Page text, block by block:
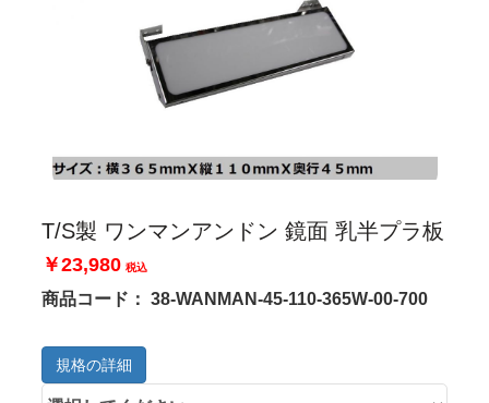
T/S製 ワンマンアンドン 鏡面 乳半プラ板
￥23,980 税込
商品コード： 38-WANMAN-45-110-365W-00-700
規格の詳細